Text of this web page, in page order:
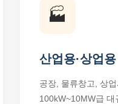
🏭
산업용·상업
공장, 물류창고, 상
100kW~10MW급